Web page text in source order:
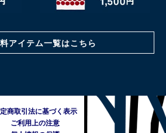
アイテム一覧はこちら
商取引法に基づく表示
ご利用上の注意